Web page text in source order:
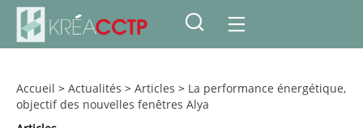
Accueil > Actualités > Articles > La performance énergétique,
objectif des nouvelles fenêtres Alya